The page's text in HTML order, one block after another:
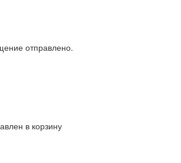
отправлено.
в корзину